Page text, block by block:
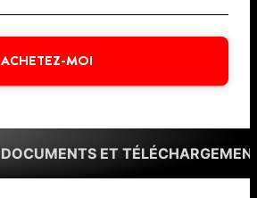
ACHETEZ-MOI
DOCUMENTS ET